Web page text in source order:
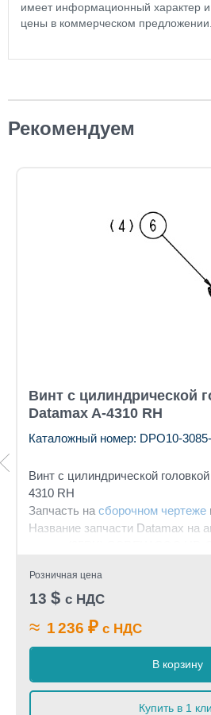
имеет информационный характер и
цены в коммерческом предложении.
Рекомендуем
Винт с цилиндрической
Datamax A-4310 RH
Каталожный номер: DPO10-
Винт с цилиндрической
4310 RH
Запчасть на сборочном чертеже
Название запчасти Datamax на
Розничная цена
13 $ с НДС
≈ 1 236 ₽ с НДС
В корзину
Купить в 1